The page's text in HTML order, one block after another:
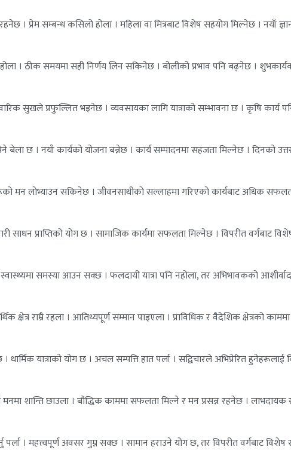
प्रेम सम्बन्ध कसिलो होला । महिला वा मित्रबाट विशेष सहयोग मिल्नेछ । नयाँ
। ठीक समयमा सही निर्णय लिन सकिनेछ । बोलीको प्रभाव पनि बढ्नेछ ।
सुखले प्रफुल्लित भइनेछ । व्यवसायका लागि यात्राको सम्भावना छ । कृषि कार्य
बेला छ । नयाँ कार्यको योजना बन्नेछ । कार्य सम्पादनमा सहजता मिल्नेछ । दिनको
लोभ्याउन सकिनेछ । जीवनसाथीको सल्लाहमा गरिएको कार्यबाट अधिक
साधन प्राप्तिको योग छ । सामाजिक कार्यमा सफलता मिल्नेछ । विपरीत वर्गबाट
समस्या आउन सक्छ । फलदायी यात्रा पनि नहोला, तर अभिभावकको
क्षेत्र राम्रै रहला । आतिथ्यपूर्ण सम्मान पाइएला । प्राविधिक र वैदेशिक क्षेत्रको
यात्राको योग छ । अचल सम्पत्ति हात पर्ला । सद्विचारले अभिप्रेरित हुनेहरूलाई
शान्ति छाउला । बौद्धिक काममा सफलता मिल्ने र मन प्रसन्न रहनेछ । लाभदायक
पर्ला । महत्त्वपूर्ण अवसर गुम्न सक्छ । सामान हराउने योग छ, तर विपरीत वर्गबाट